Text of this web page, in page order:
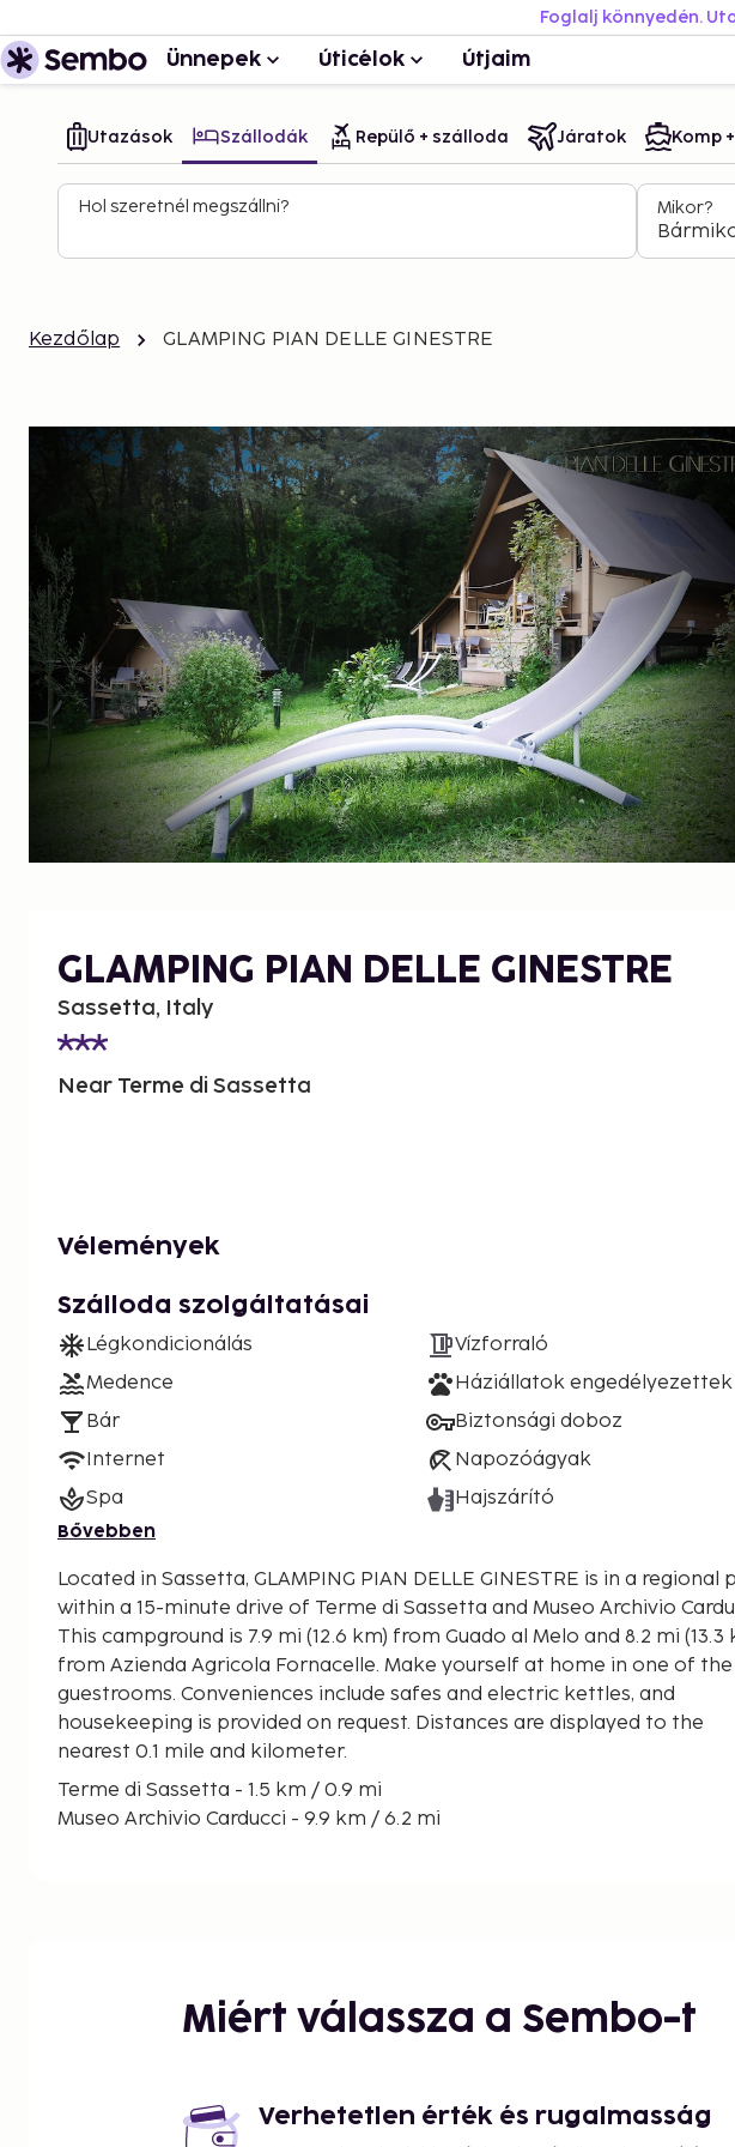
Foglalj könnyedén.
Ünnepek Úticélok Útjaim
Utazások Szállodák Repülő + szálloda Járatok Komp
Hol szeretnél megszállni? Mikor?
Kezdőlap GLAMPING PIAN DELLE GINESTRE
GLAMPING PIAN DELLE GINESTRE
Sassetta, Italy
Near Terme di Sassetta
Vélemények
Szálloda szolgáltatásai
Légkondicionálás
Medence
Bár
Internet
Spa
Vízforraló
Háziállatok engedélyezettek
Biztonsági doboz
Napozóágyak
Hajszárító
Bővebben
Located in Sassetta, GLAMPING PIAN DELLE GINESTRE is in a regional
within a 15-minute drive of Terme di Sassetta and Museo Archivio
This campground is 7.9 mi (12.6 km) from Guado al Melo and 8.2 mi (13.3
from Azienda Agricola Fornacelle. Make yourself at home in one of the
guestrooms. Conveniences include safes and electric kettles, and
housekeeping is provided on request. Distances are displayed to the
nearest 0.1 mile and kilometer.
Terme di Sassetta - 1.5 km / 0.9 mi
Museo Archivio Carducci - 9.9 km / 6.2 mi
Giovanni Chiappini Winery - 16.7 km / 10.4 mi
Terradonnà - 18.2 km / 11.3 mi
Ornellaia Winery - 18.2 km / 11.3 mi
Miért válassza a Sembo-t
Verhetetlen érték és rugalmasság